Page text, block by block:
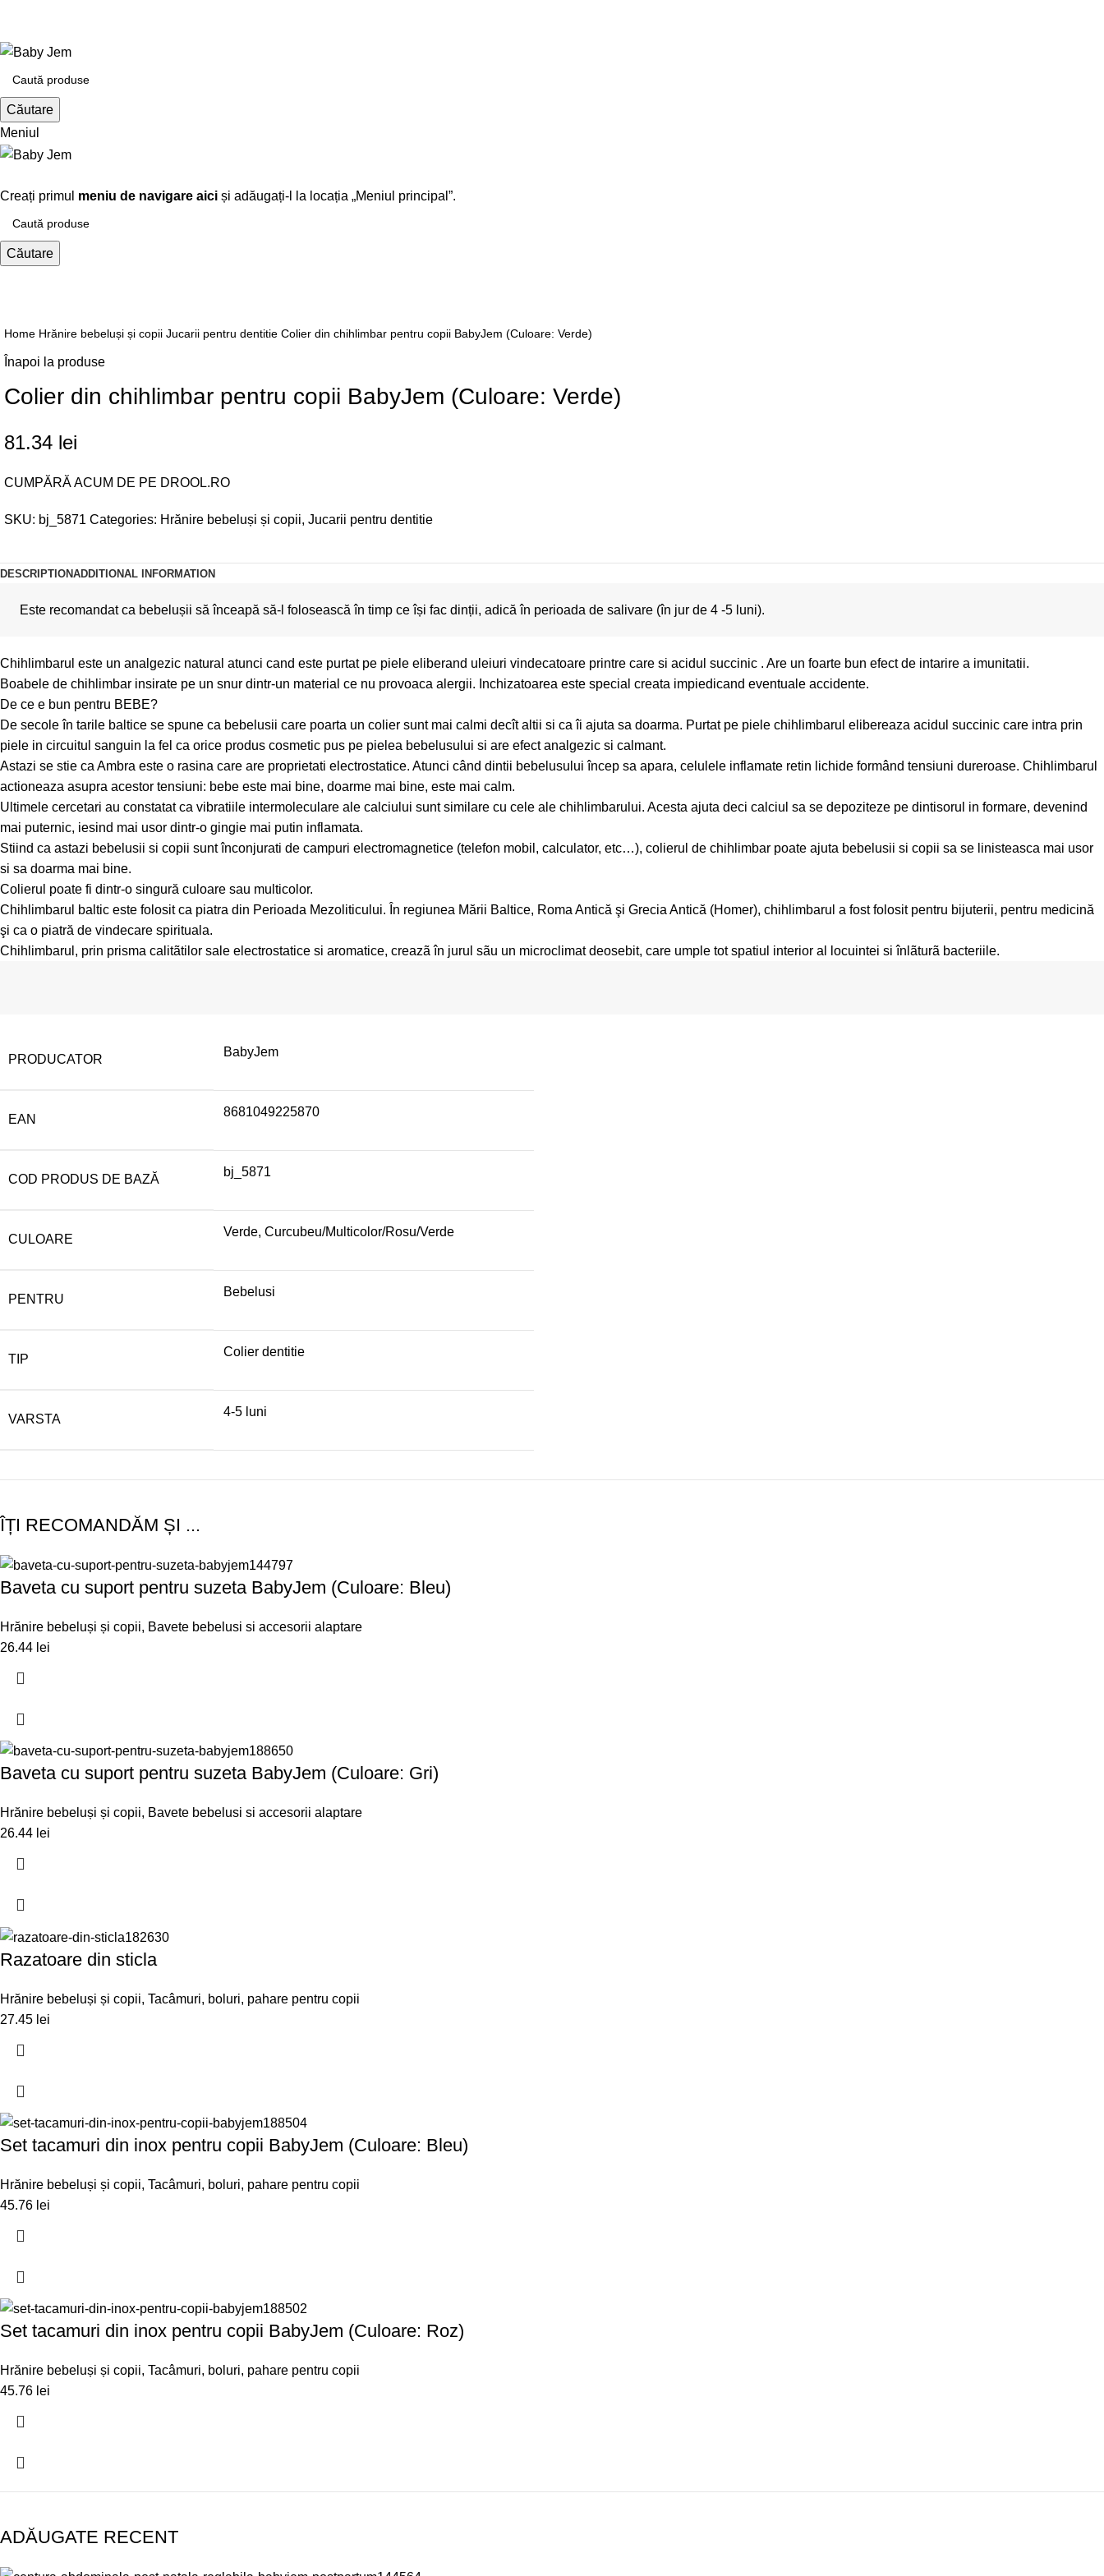
Căutare
Meniul
Creați primul meniu de navigare aici și adăugați-l la locația „Meniul principal”.
Căutare
Home Hrănire bebeluși și copii Jucarii pentru dentitie Colier din chihlimbar pentru copii BabyJem (Culoare: Verde)
Înapoi la produse
Colier din chihlimbar pentru copii BabyJem (Culoare: Verde)
81.34 lei
CUMPĂRĂ ACUM DE PE DROOL.RO
SKU: bj_5871 Categories: Hrănire bebeluși și copii, Jucarii pentru dentitie
DESCRIPTIONADDITIONAL INFORMATION
Este recomandat ca bebelușii să înceapă să-l folosească în timp ce își fac dinții, adică în perioada de salivare (în jur de 4 -5 luni).
Chihlimbarul este un analgezic natural atunci cand este purtat pe piele eliberand uleiuri vindecatoare printre care si acidul succinic . Are un foarte bun efect de intarire a imunitatii.
Boabele de chihlimbar insirate pe un snur dintr-un material ce nu provoaca alergii. Inchizatoarea este special creata impiedicand eventuale accidente.
De ce e bun pentru BEBE?
De secole în tarile baltice se spune ca bebelusii care poarta un colier sunt mai calmi decît altii si ca îi ajuta sa doarma. Purtat pe piele chihlimbarul elibereaza acidul succinic care intra prin
piele in circuitul sanguin la fel ca orice produs cosmetic pus pe pielea bebelusului si are efect analgezic si calmant.
Astazi se stie ca Ambra este o rasina care are proprietati electrostatice. Atunci când dintii bebelusului încep sa apara, celulele inflamate retin lichide formând tensiuni dureroase. Chihlimbarul
actioneaza asupra acestor tensiuni: bebe este mai bine, doarme mai bine, este mai calm.
Ultimele cercetari au constatat ca vibratiile intermoleculare ale calciului sunt similare cu cele ale chihlimbarului. Acesta ajuta deci calciul sa se depoziteze pe dintisorul in formare, devenind
mai puternic, iesind mai usor dintr-o gingie mai putin inflamata.
Stiind ca astazi bebelusii si copii sunt înconjurati de campuri electromagnetice (telefon mobil, calculator, etc…), colierul de chihlimbar poate ajuta bebelusii si copii sa se linisteasca mai usor
si sa doarma mai bine.
Colierul poate fi dintr-o singură culoare sau multicolor.
Chihlimbarul baltic este folosit ca piatra din Perioada Mezoliticului. În regiunea Mării Baltice, Roma Antică şi Grecia Antică (Homer), chihlimbarul a fost folosit pentru bijuterii, pentru medicină
şi ca o piatră de vindecare spirituala.
Chihlimbarul, prin prisma calitãtilor sale electrostatice si aromatice, creazã în jurul sãu un microclimat deosebit, care umple tot spatiul interior al locuintei si înlãturã bacteriile.
PRODUCATOR
BabyJem
EAN
8681049225870
COD PRODUS DE BAZĂ
bj_5871
CULOARE
Verde, Curcubeu/Multicolor/Rosu/Verde
PENTRU
Bebelusi
TIP
Colier dentitie
VARSTA
4-5 luni
ÎȚI RECOMANDĂM ȘI ...
Baveta cu suport pentru suzeta BabyJem (Culoare: Bleu)
Hrănire bebeluși și copii, Bavete bebelusi si accesorii alaptare
26.44 lei
Baveta cu suport pentru suzeta BabyJem (Culoare: Gri)
Hrănire bebeluși și copii, Bavete bebelusi si accesorii alaptare
26.44 lei
Razatoare din sticla
Hrănire bebeluși și copii, Tacâmuri, boluri, pahare pentru copii
27.45 lei
Set tacamuri din inox pentru copii BabyJem (Culoare: Bleu)
Hrănire bebeluși și copii, Tacâmuri, boluri, pahare pentru copii
45.76 lei
Set tacamuri din inox pentru copii BabyJem (Culoare: Roz)
Hrănire bebeluși și copii, Tacâmuri, boluri, pahare pentru copii
45.76 lei
ADĂUGATE RECENT